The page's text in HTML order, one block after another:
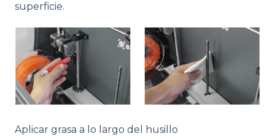
superficie.
Aplicar grasa a lo largo del husillo